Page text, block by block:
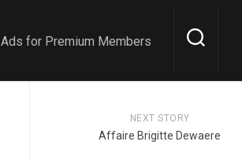
for Premium Members
NEXT STORY
Affaire Brigitte Dewaere